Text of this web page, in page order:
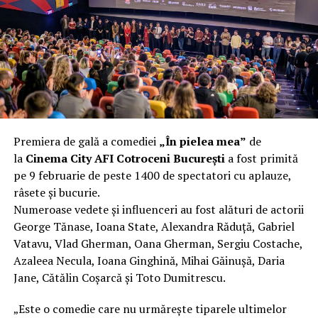
încât nu a mai putut fi pliat. Proprietarul l-a aruncat la
fier vechi a doua zi. Asta ca să fie clar de la început: nu
vorbim despre preferințe estetice, ci despre
funcționalitate reală.
Aluminiul, pe scurt: ușor,
rezistent la coroziune, dar cu
nuanțe
Aluminiul e materialul care apare primul în conversație
când cineva caută un pavilion ușor. Și pe bună dreptate.
Densitatea aluminiului e de aproximativ 2,7 g/cm³, față
de circa 7,8 g/cm³ pentru oțel. Practic, la un volum
identic, aluminiul cântărește cam o treime din greutatea
oțelului. Pentru oricine transportă, montează și
demontează frecvent o structură, diferența asta se
simte enorm.
Premiera de gală a comediei „În pielea mea” de
la Cinema City AFI Cotroceni Bucureștia fost primită
pe 9 februarie de peste 1400 de spectatori cu aplauze,
râsete și bucurie.
Numeroase vedete și influenceri au fost alături de actorii
George Tănase, Ioana State, Alexandra Răduță, Gabriel
Vatavu, Vlad Gherman, Oana Gherman, Sergiu Costache,
Azaleea Necula, Ioana Ginghină, Mihai Găinușă, Daria
Jane, Cătălin Coșarcă și Toto Dumitrescu.
„Este o comedie care nu urmărește tiparele ultimelor